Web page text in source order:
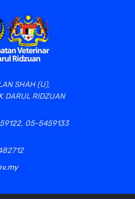
SHAH (U),
DARUL RIDZUAN
05-5459133